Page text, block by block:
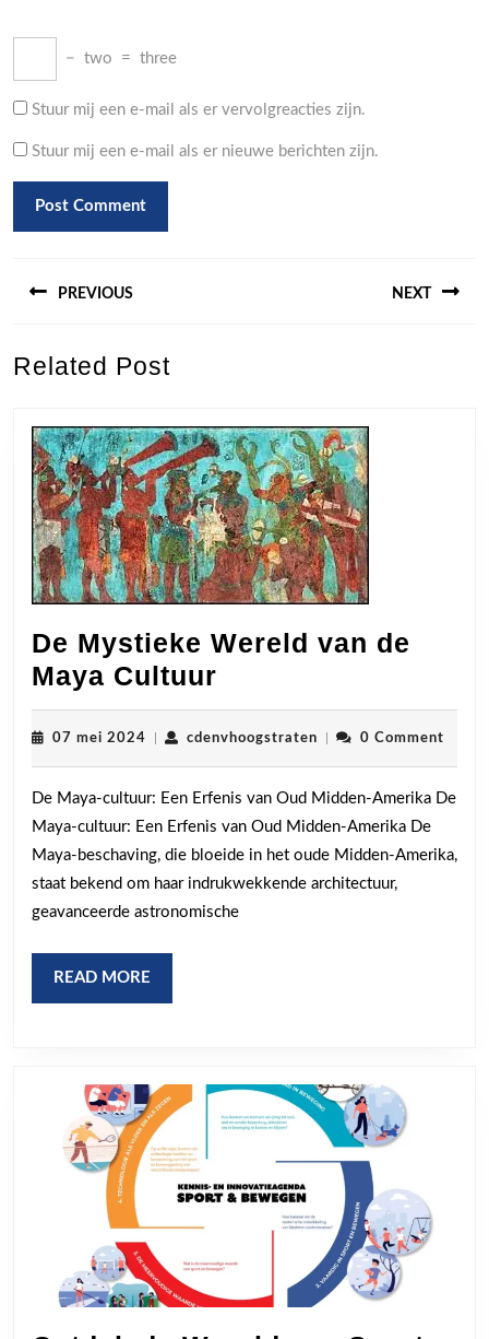
− two = three
Stuur mij een e-mail als er vervolgreacties zijn.
Stuur mij een e-mail als er nieuwe berichten zijn.
PREVIOUS
post:
NEXT
Related Post
De Mystieke Wereld van de
Maya Cultuur
Mystieke
Wereld
van
de
Maya
Cultuur
07 mei 2024 07
cdenvhoogstratencdenvhoogstraten
0 Comment
De Maya-cultuur: Een Erfenis van Oud Midden-Amerika De
Maya-cultuur: Een Erfenis van Oud Midden-Amerika De
Maya-beschaving, die bloeide in het oude Midden-Amerika,
staat bekend om haar indrukwekkende architectuur,
geavanceerde astronomische
READ MORE
MORE